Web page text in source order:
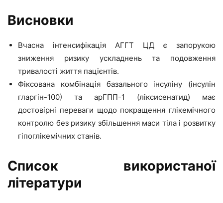
Висновки
Вчасна інтенсифікація АГГТ ЦД є запорукою
зниження ризику ускладнень та подовження
тривалості життя пацієнтів.
Фіксована комбінація базального інсуліну (інсулін
гларгін-100) та арГПП-1 (ліксисенатид) має
достовірні переваги щодо покращення глікемічного
контролю без ризику збільшення маси тіла і розвитку
гіпоглікемічних станів.
Список використаної
літератури